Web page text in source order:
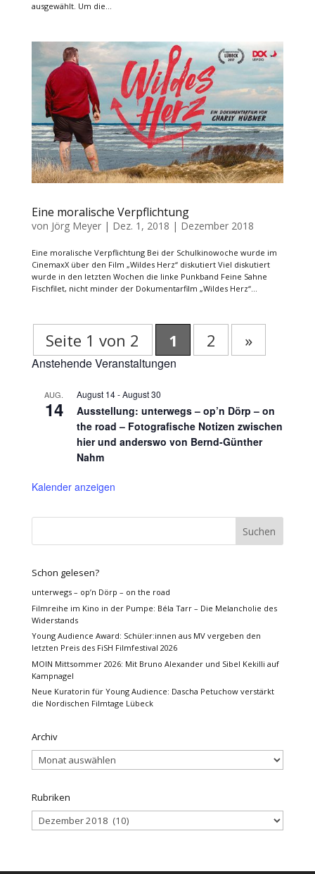
ausgewählt. Um die...
Eine moralische Verpflichtung
von Jörg Meyer| Dez. 1, 2018 | Dezember 2018
Eine moralische Verpflichtung Bei der Schulkinowoche wurde im
CinemaxX über den Film „Wildes Herz“ diskutiert Viel diskutiert
wurde in den letzten Wochen die linke Punkband Feine Sahne
Fischfilet, nicht minder der Dokumentarfilm „Wildes Herz“...
Seite 1 von 2 1 2 »
Anstehende Veranstaltungen
AUG.
14
August 14-August 30
Ausstellung: unterwegs – op’n Dörp – on
the road – Fotografische Notizen zwischen
hier und anderswo von Bernd-Günther
Nahm
Kalender anzeigen
Schon gelesen?
unterwegs – op’n Dörp – on the road
Filmreihe im Kino in der Pumpe: Béla Tarr – Die Melancholie des
Widerstands
Young Audience Award: Schüler:innen aus MV vergeben den
letzten Preis des FiSH Filmfestival 2026
MOIN Mittsommer 2026: Mit Bruno Alexander und Sibel Kekilli auf
Kampnagel
Neue Kuratorin für Young Audience: Dascha Petuchow verstärkt
die Nordischen Filmtage Lübeck
Archiv
Archiv
Rubriken
Rubriken